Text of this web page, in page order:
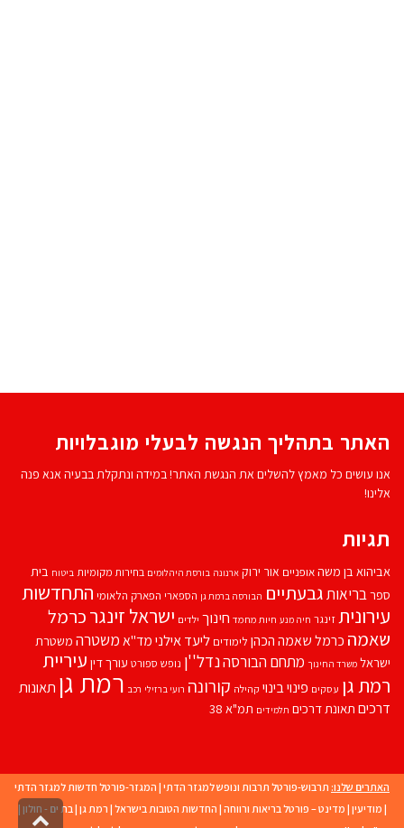
האתר בתהליך הנגשה לבעלי מוגבלויות
אנו עושים כל מאמץ להשלים את הנגשת האתר! במידה ונתקלת בבעיה אנא פנה
אלינו!
תגיות
אביהוא בן משהאופניים אור ירוק ארנונה בורסת היהלומים בחירות מקומיות ביטוח בית
ספרבריאותגבעתיים הבורסה ברמת גן הספארי הפארק הלאומי התחדשות
עירוניתזינגר חיה מנע חיות מחמד חינוך ילדים ישראל זינגרכרמל
שאמה כרמל שאמה הכהן לימודים ליעד אילנימד''אמשטרה משטרת
ישראל משרד החינוך מתחם הבורסהנדל''ן נופש ספורט עורך דין עיריית
רמת גן עסקים פינוי בינוי קהילה קורונה רועי ברזילי רכב רמת גן תאונות
דרכים תאונת דרכים תלמידים תמ"א 38
האתרים שלנו: תרבוש-פורטל תרבות ונופש למגזר הדתי | המגזר-פורטל חדשות למגזר הדתי
| מודיעין | מדינט – פורטל בריאות ורווחה | החדשות הטובות בישראל | רמת גן |בת ים - חולון |